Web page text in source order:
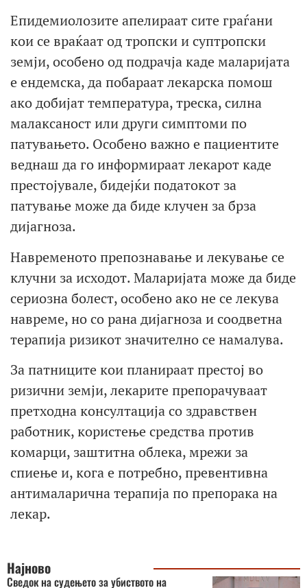
Епидемиолозите апелираат сите граѓани
кои се враќаат од тропски и суптропски
земји, особено од подрачја каде маларијата
е ендемска, да побараат лекарска помош
ако добијат температура, треска, силна
малаксаност или други симптоми по
патувањето. Особено важно е пациентите
веднаш да го информираат лекарот каде
престојувале, бидејќи податокот за
патување може да биде клучен за брза
дијагноза.
Навременото препознавање и лекување се
клучни за исходот. Маларијата може да биде
сериозна болест, особено ако не се лекува
навреме, но со рана дијагноза и соодветна
терапија ризикот значително се намалува.
За патниците кои планираат престој во
ризични земји, лекарите препорачуваат
претходна консултација со здравствен
работник, користење средства против
комарци, заштитна облека, мрежи за
спиење и, кога е потребно, превентивна
антималарична терапија по препорака на
лекар.
Најново
Сведок на судењето за убиството на